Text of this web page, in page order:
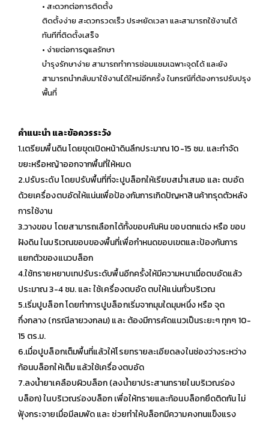
• สะดวกต่อการติดตั้ง
ติดตั้งง่าย สะดวกรวดเร็ว ประหยัดเวลา และสามารถใช้งานได้
ทันทีที่ติดตั้งเสร็จ
• ง่ายต่อการดูแลรักษา
บำรุงรักษาง่าย สามารถทำการซ่อมแซมเฉพาะจุดได้ และยัง
สามารถนำกลับมาใช้งานได้ใหม่อีกครั้ง ในกรณีที่ต้องการปรับปรุง
พื้นที่
คำแนะนำ และข้อควรระวัง
1.เตรียมพื้นดิน โดยขุดเปิดหน้าดินลึกประมาณ 10-15 ซม. และกำจัด
ขยะหรือหญ้าออกจากพื้นที่ให้หมด
2.ปรับระดับ โดยปรับพื้นที่ที่จะปูบล็อกให้เรียบสม่ำเสมอ และ ตบอัด
ด้วยเครื่องตบอัดให้แน่นเพื่อป้องกันการเกิดปัญหาสินค้าทรุดตัวหลัง
การใช้งาน
3.วางขอบ โดยสามารถเลือกได้ทั้งขอบคันหิน ขอบตกแต่ง หรือ ขอบ
ฝังดิน ในบริเวณขอบของพื้นที่เพื่อกำหนดขอบเขตและป้องกันการ
แยกตัวของแนวบล็อก
4.ใช้ทรายหยาบเทปรับระดับพื้นอีกครั้งให้มีความหนาเมื่อตบอัดแล้ว
ประมาณ 3-4 ซม. และ ใช้เครื่องตบอัด ตบให้แน่นทั่วบริเวณ
5.เริ่มปูบล็อก โดยทำการปูบล็อกเริ่มจากมุมใดมุมหนึ่ง หรือ จุด
กึ่งกลาง (กรณีลายวงกลม) และ ต้องมีการคัดแนวเป็นระยะๆ ทุกๆ 10-
15 ตร.ม.
6.เมื่อปูบล็อกเต็มพื้นที่แล้วให้โรยทรายละเอียดลงในช่องว่างระหว่าง
ก้อนบล็อกให้เต็ม แล้วใช้เครื่องตบอัด
7.ลงน้ำยาเคลือบผิวบล็อก (ลงน้ำยาประสานทรายในบริเวณร่อง
บล็อก) ในบริเวณร่องบล็อก เพื่อให้ทรายและก้อนบล็อกยึดติดกัน ไม่
ฟุ้งกระจายเมื่อมีลมพัด และ ช่วยทำให้บล็อกมีความคงทนแข็งแรง